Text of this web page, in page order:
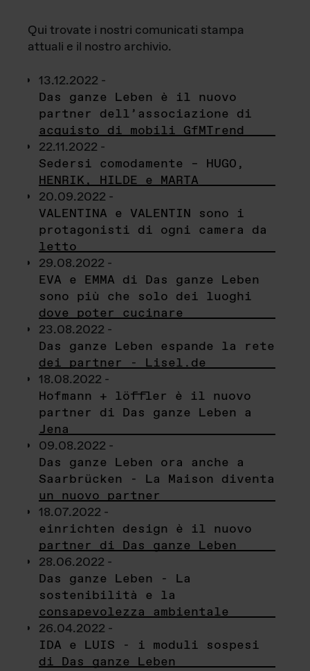
Qui trovate i nostri comunicati stampa
attuali e il nostro archivio.
13.12.2022 -
Das ganze Leben è il nuovo
partner dell’associazione di
acquisto di mobili GfMTrend
22.11.2022 -
Sedersi comodamente – HUGO,
HENRIK, HILDE e MARTA
20.09.2022 -
VALENTINA e VALENTIN sono i
protagonisti di ogni camera da
letto
29.08.2022 -
EVA e EMMA di Das ganze Leben
sono più che solo dei luoghi
dove poter cucinare
23.08.2022 -
Das ganze Leben espande la rete
dei partner - Lisel.de
18.08.2022 -
Hofmann + löffler è il nuovo
partner di Das ganze Leben a
Jena
09.08.2022 -
Das ganze Leben ora anche a
Saarbrücken - La Maison diventa
un nuovo partner
18.07.2022 -
einrichten design è il nuovo
partner di Das ganze Leben
28.06.2022 -
Das ganze Leben - La
sostenibilità e la
consapevolezza ambientale
26.04.2022 -
IDA e LUIS - i moduli sospesi
di Das ganze Leben